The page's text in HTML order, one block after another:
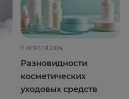
11 АПРЕЛЯ 2024
Разновидности
косметических
уходовых средств